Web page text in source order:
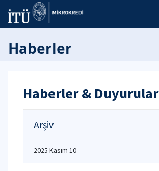
Haberler
Haberler & Duyurular
Arşiv
2025 Kasım 10